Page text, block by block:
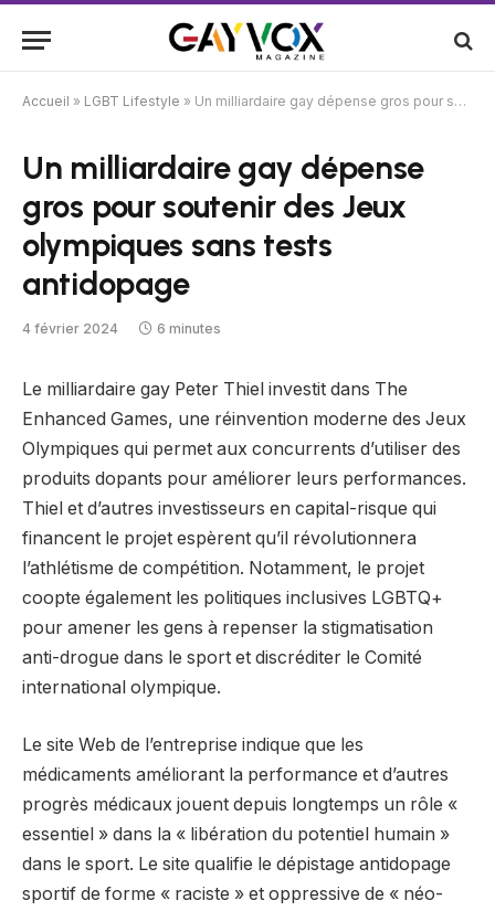
Accueil » LGBT Lifestyle » Un milliardaire gay dépense gros pour soutenir des Jeux olympiques sans tests antidopage
Un milliardaire gay dépense
gros pour soutenir des Jeux
olympiques sans tests
antidopage
4 février 2024 6 minutes
Le milliardaire gay Peter Thiel investit dans The
Enhanced Games, une réinvention moderne des Jeux
Olympiques qui permet aux concurrents d’utiliser des
produits dopants pour améliorer leurs performances.
Thiel et d’autres investisseurs en capital-risque qui
financent le projet espèrent qu’il révolutionnera
l’athlétisme de compétition. Notamment, le projet
coopte également les politiques inclusives LGBTQ+
pour amener les gens à repenser la stigmatisation
anti-drogue dans le sport et discréditer le Comité
international olympique.
Le site Web de l’entreprise indique que les
médicaments améliorant la performance et d’autres
progrès médicaux jouent depuis longtemps un rôle «
essentiel » dans la « libération du potentiel humain »
dans le sport. Le site qualifie le dépistage antidopage
sportif de forme « raciste » et oppressive de « néo-